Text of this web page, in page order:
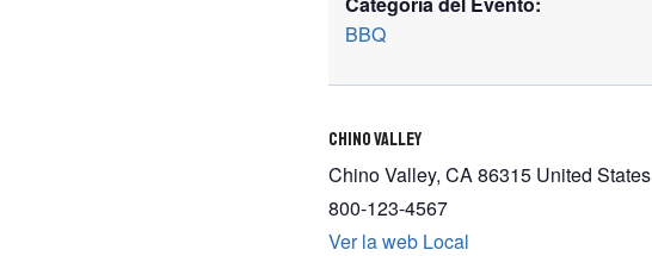
BBQ
Chino Valley
Chino Valley, CA 86315 United States
800-123-4567
Ver la web Local